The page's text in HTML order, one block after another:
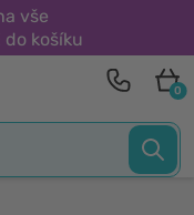
vše
do košíku
0